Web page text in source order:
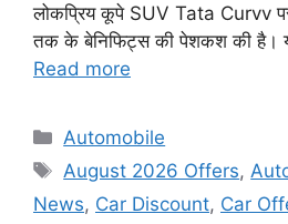
लोकप्रिय कूपे SUV Tata Curvv
तक के बेनिफिट्स की पेशकश की है।
Read more
Categories
Automobile
Tags
August 2026 Offers,
News, Car Discount, Car